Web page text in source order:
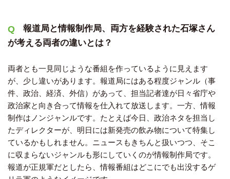
報道局と情報制作局、両方を経験された石塚さん
が考える両者の違いとは？
両者とも一見同じような番組を作っているように見えます
が、少し違いがあります。報道局にはある程度ジャンル（事
件、政治、経済、外信）があって、担当記者達が日々省庁や
政治家と向き合って情報を仕入れて放送します。一方、情報
制作はノンジャンルです。たとえば今日、政治ネタを担当し
たディレクターが、明日には新発売の飲み物について特集し
ているかもしれません。ニュースもきちんと扱いつつ、そこ
に収まらないジャンルも形にしていくのが情報制作局です。
報道が正規軍だとしたら、情報番組はどこにでも出没するゲ